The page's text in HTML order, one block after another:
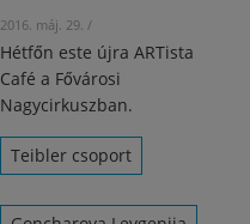
2016. máj. 29. /
Hétfőn este újra ARTista
Café a Fővárosi
Nagycirkuszban.
Teibler csoport